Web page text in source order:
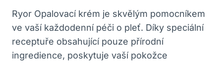
Ryor Opalovací krém je skvělým pomocníkem
ve vaší každodenní péči o pleť. Díky speciální
receptuře obsahující pouze přírodní
ingredience, poskytuje vaší pokožce